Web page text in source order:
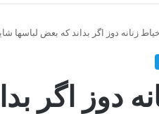
خیاط زنانه دوز اگر بداند كه بعض
دوز اگر